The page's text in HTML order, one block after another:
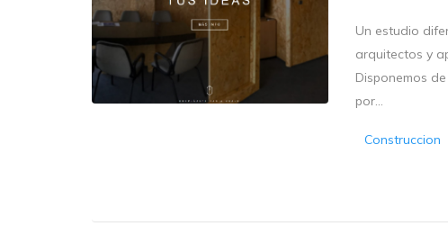
Un estudio
arquitectos y
Disponemos
por...
Construccion